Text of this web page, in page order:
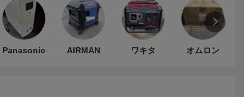
Panasonic AIRMAN ワキタ オムロン